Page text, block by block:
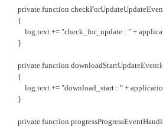
private function
{
log.text += "check_for_update : " +
}
private function
{
log.text += "download_start : " +
}
private function